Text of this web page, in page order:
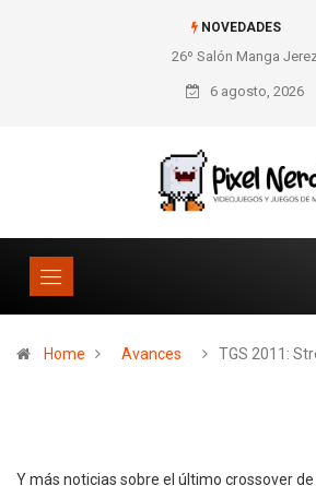
NOVEDADES
26º Salón Manga Jerez SNES Pixel Book
los amantes de lo
6 agosto, 2026
Home Avances TGS 2011:
Y más noticias sobre el último crossover